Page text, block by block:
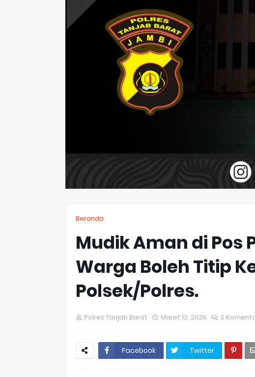
Beranda
Mudik Aman di Pos
Warga Boleh Titip
Polsek/Polres.
Polres Tanjab Barat Maret 13, 2026 0
Facebook Twitter